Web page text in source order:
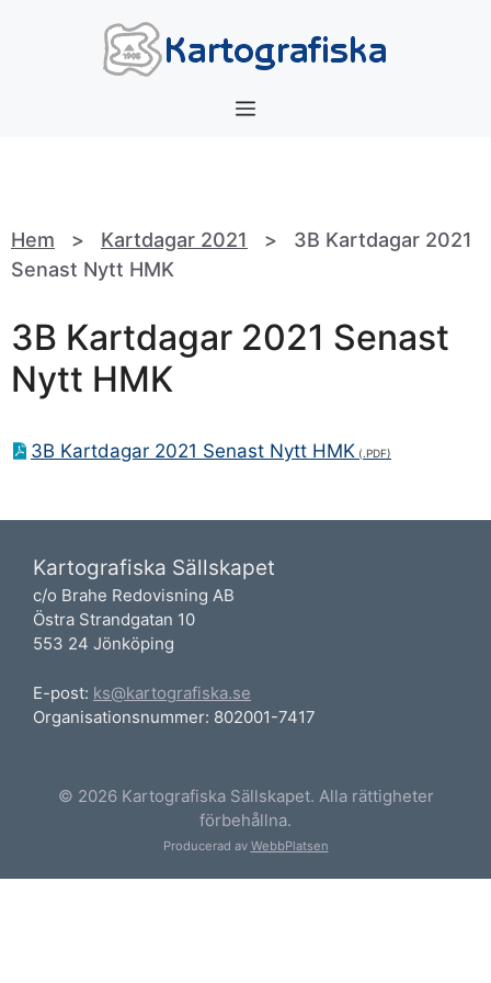
Meny
Hem > Kartdagar 2021 > 3B Kartdagar 2021
Senast Nytt HMK
3B Kartdagar 2021 Senast
Nytt HMK
3B Kartdagar 2021 Senast Nytt HMK
Kartografiska Sällskapet
c/o Brahe Redovisning AB
Östra Strandgatan 10
553 24 Jönköping
E-post: ks@kartografiska.se
Organisationsnummer: 802001-7417
© 2026 Kartografiska Sällskapet. Alla rättigheter
förbehållna.
Producerad av WebbPlatsen